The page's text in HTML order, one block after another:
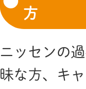
方
ニッセンの
昧な方、キ